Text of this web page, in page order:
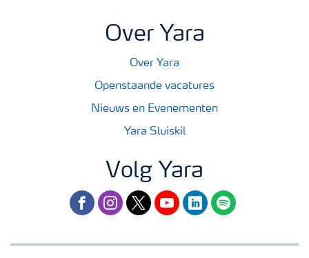
Over Yara
Over Yara
Openstaande vacatures
Nieuws en Evenementen
Yara Sluiskil
Volg Yara
facebookinstagram
twitteryoutubelinkedinspotify